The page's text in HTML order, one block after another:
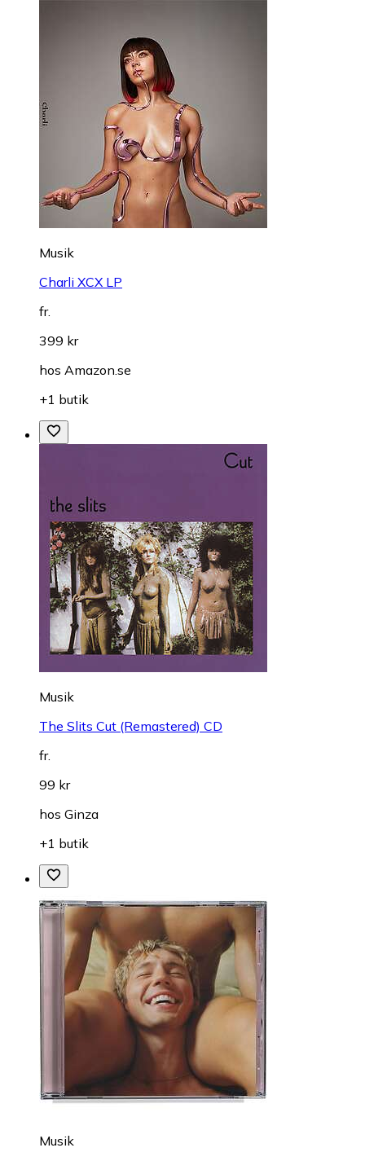
Musik
Charli XCX LP
fr.
399 kr
hos Amazon.se
+1 butik
Musik
The Slits Cut (Remastered) CD
fr.
99 kr
hos Ginza
+1 butik
Musik